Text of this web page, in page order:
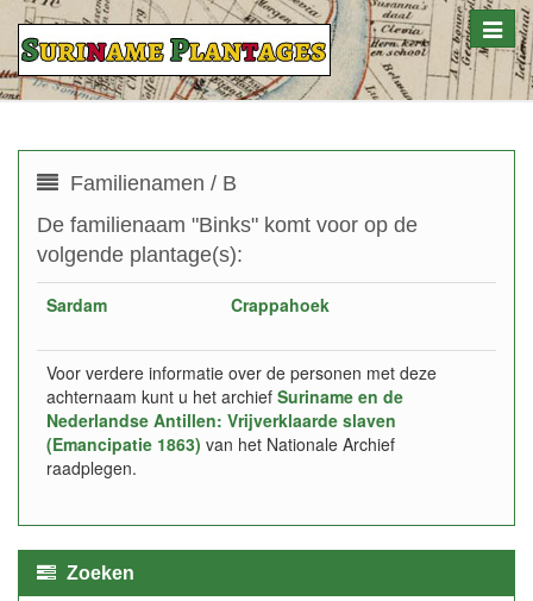
Toggle
Familienamen / B
De familienaam "Binks" komt voor op de
volgende plantage(s):
Sardam Crappahoek
Voor verdere informatie over de personen met deze
achternaam kunt u het archief Suriname en de
Nederlandse Antillen: Vrijverklaarde slaven
(Emancipatie 1863) van het Nationale Archief
raadplegen.
Zoeken